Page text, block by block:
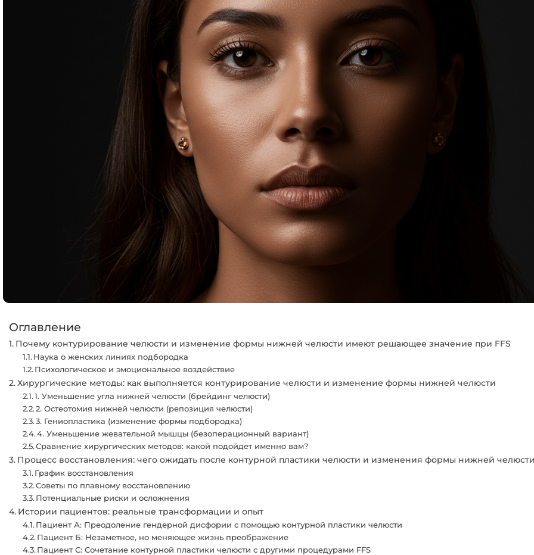
Оглавление
Почему контурирование челюсти и изменение формы нижней челюсти имеют решающее значение при FFS
Наука о женских линиях подбородка
Психологическое и эмоциональное воздействие
Хирургические методы: как выполняется контурирование челюсти и изменение формы нижней челюсти
1. Уменьшение угла нижней челюсти (брейдинг челюсти)
2. Остеотомия нижней челюсти (репозиция челюсти)
3. Гениопластика (изменение формы подбородка)
4. Уменьшение жевательной мышцы (безоперационный вариант)
Сравнение хирургических методов: какой подойдет именно вам?
Процесс восстановления: чего ожидать после контурной пластики челюсти и изменения формы нижней
График восстановления
Советы по плавному восстановлению
Потенциальные риски и осложнения
Истории пациентов: реальные трансформации и опыт
Пациент А: Преодоление гендерной дисфории с помощью контурной пластики челюсти
Пациент Б: Незаметное, но меняющее жизнь преображение
Пациент C: Сочетание контурной пластики челюсти с другими процедурами FFS